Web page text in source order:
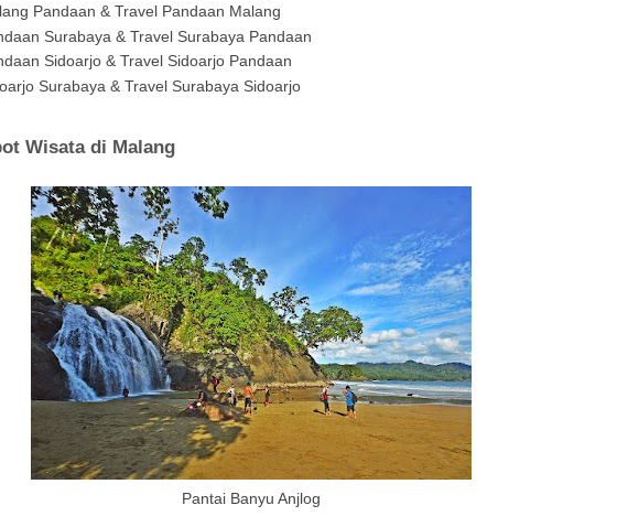
Pandaan & Travel Pandaan Malang
Surabaya & Travel Surabaya Pandaan
Sidoarjo & Travel Sidoarjo Pandaan
Surabaya & Travel Surabaya Sidoarjo
Wisata di Malang
Pantai Banyu Anjlog